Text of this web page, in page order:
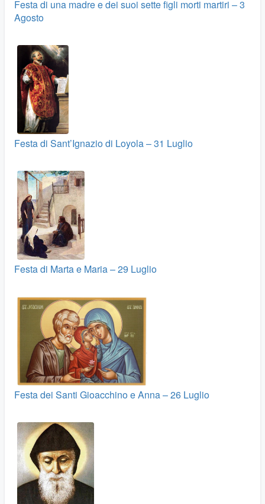
Festa di una madre e dei suoi sette figli morti martiri – 3
Agosto
Festa di Sant’Ignazio di Loyola – 31 Luglio
Festa di Marta e Maria – 29 Luglio
Festa dei Santi Gioacchino e Anna – 26 Luglio